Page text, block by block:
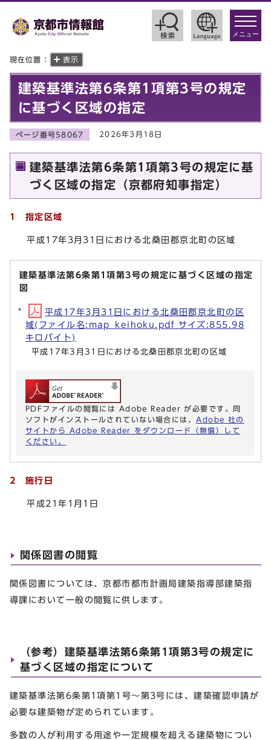
toggle
メニュー
現在位置： 表示
建築基準法第6条第1項第3号の規定
に基づく区域の指定
ページ番号58067 2026年3月18日
建築基準法第6条第1項第3号の規定に基
づく区域の指定（京都府知事指定）
1 指定区域
平成17年3月31日における北桑田郡京北町の区域
建築基準法第6条第1項第3号の規定に基づく区域の指定
図
平成17年3月31日における北桑田郡京北町の区
域(ファイル名:map_keihoku.pdf サイズ:855.98
キロバイト)
平成17年3月31日における北桑田郡京北町の区域
PDFファイルの閲覧には Adobe Reader が必要です。同
ソフトがインストールされていない場合には、 Adobe 社の
サイトから Adobe Reader をダウンロード（無償）して
ください。
2 施行日
平成21年1月1日
関係図書の閲覧
関係図書については、京都市都市計画局建築指導部建築指
導課において一般の閲覧に供します。
（参考）建築基準法第6条第1項第3号の規定に
基づく区域の指定について
建築基準法第6条第1項第1号～第3号には、建築確認申請が
必要な建築物が定められています。
多数の人が利用する用途や一定規模を超える建築物につい